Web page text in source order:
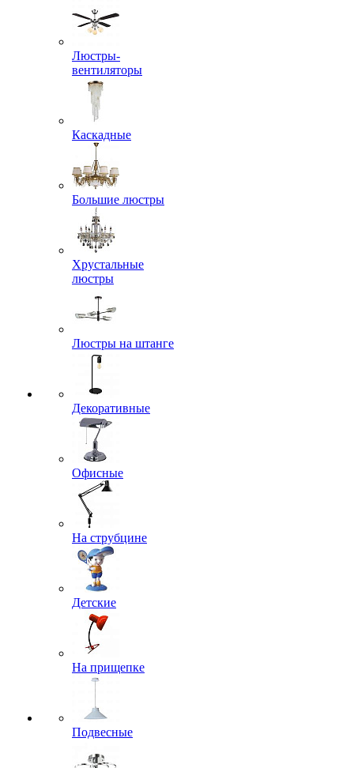
Люстры-
вентиляторы
Каскадные
Большие люстры
Хрустальные
люстры
Люстры на штанге
Декоративные
Офисные
На струбцине
Детские
На прищепке
Подвесные